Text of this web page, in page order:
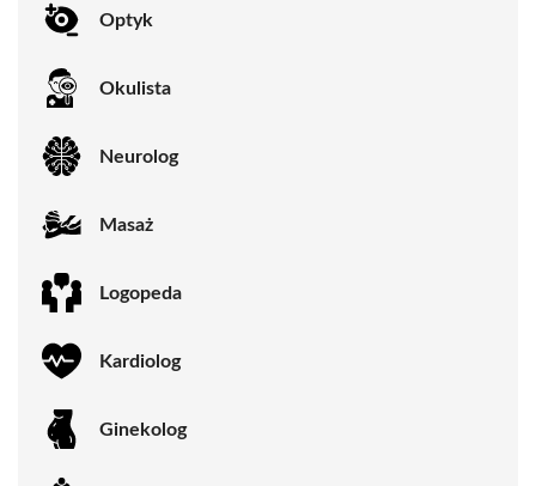
Optyk
Okulista
Neurolog
Masaż
Logopeda
Kardiolog
Ginekolog